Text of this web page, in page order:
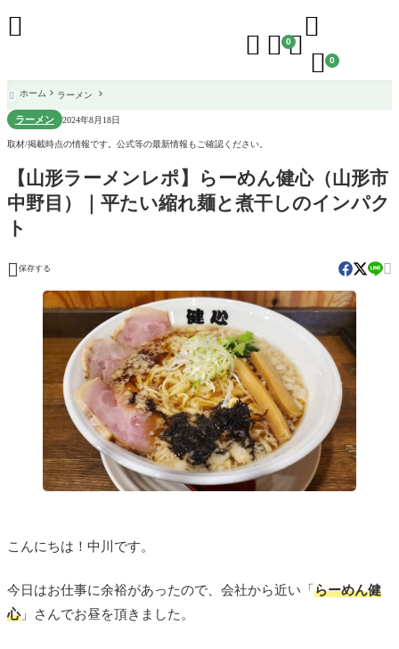
  0

 0

 ホーム ラーメン
ラーメン 2024年8月18日
取材/掲載時点の情報です。公式等の最新情報もご確認ください。
【山形ラーメンレポ】らーめん健心（山形市
中野目）｜平たい縮れ麺と煮干しのインパク
ト
 保存する 
こんにちは！中川です。
今日はお仕事に余裕があったので、会社から近い「らーめん健
心」さんでお昼を頂きました。